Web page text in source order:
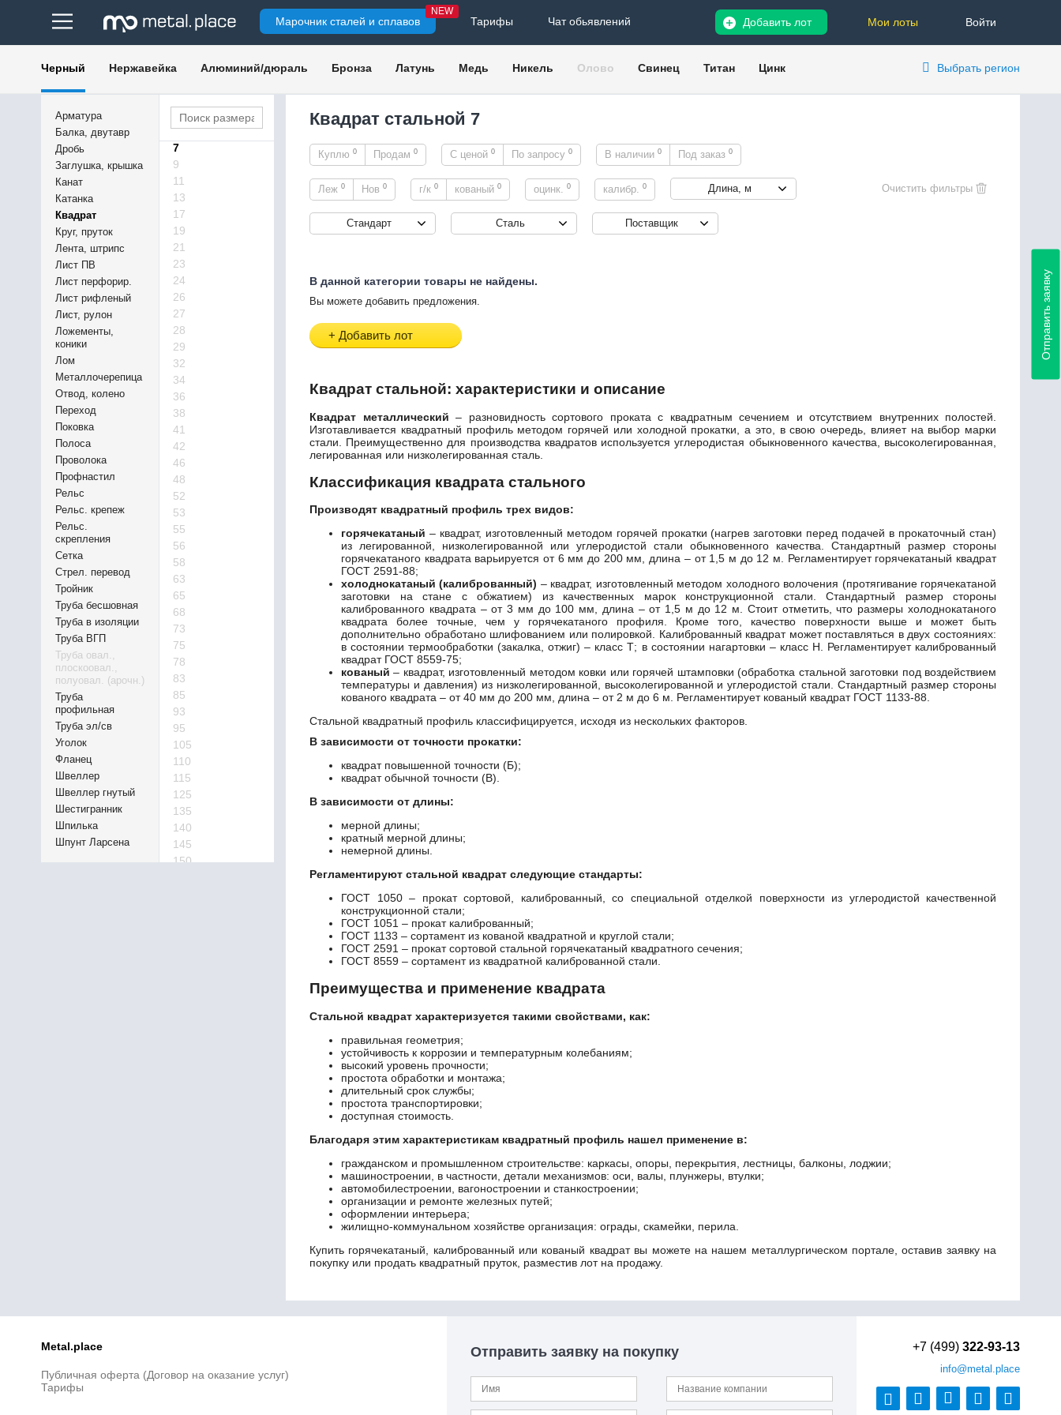
Марочник сталей и сплавов
NEW
Тарифы Чат обьявлений Войти
Мои лоты
Добавить лот
Черный Нержавейка Алюминий/дюраль Бронза Латунь Медь Никель Олово Свинец Титан Цинк Выбрать регион
Арматура
Балка, двутавр
Дробь
Заглушка, крышка
Канат
Катанка
Квадрат
Круг, пруток
Лента, штрипс
Лист ПВ
Лист перфорир.
Лист рифленый
Лист, рулон
Ложементы,
коники
Лом
Металлочерепица
Отвод, колено
Переход
Поковка
Полоса
Проволока
Профнастил
Рельс
Рельс. крепеж
Рельс.
скрепления
Сетка
Стрел. перевод
Тройник
Труба бесшовная
Труба в изоляции
Труба ВГП
Труба овал.,
плоскоовал.,
полуовал. (арочн.)
Труба
профильная
Труба эл/св
Уголок
Фланец
Швеллер
Швеллер гнутый
Шестигранник
Шпилька
Шпунт Ларсена
360х360
380х380
3,5
4,5
5,5
6,3
7
9
11
13
17
19
21
23
24
26
27
28
29
32
34
36
38
41
42
46
48
52
53
55
56
58
63
65
68
73
75
78
83
85
93
95
105
110
115
125
135
140
145
150
Квадрат стальной 7
Куплю 0 Продам 0 С ценой 0 По запросу 0 В наличии 0 Под заказ 0
Леж 0 Нов 0 г/к 0 кованый 0 оцинк. 0 калибр. 0 Длина, м
Стандарт Сталь Поставщик
В данной категории товары не найдены.
Вы можете добавить предложения.
+ Добавить лот
Квадрат стальной: характеристики и описание
Квадрат металлический – разновидность сортового проката с квадратным сечением и отсутствием внутренних полостей.
Изготавливается квадратный профиль методом горячей или холодной прокатки, а это, в свою очередь, влияет на выбор марки
стали. Преимущественно для производства квадратов используется углеродистая обыкновенного качества, высоколегированная,
легированная или низколегированная сталь.
Классификация квадрата стального
Производят квадратный профиль трех видов:
горячекатаный – квадрат, изготовленный методом горячей прокатки (нагрев заготовки перед подачей в прокаточный стан)
из легированной, низколегированной или углеродистой стали обыкновенного качества. Стандартный размер стороны
горячекатаного квадрата варьируется от 6 мм до 200 мм, длина – от 1,5 м до 12 м. Регламентирует горячекатаный квадрат
ГОСТ 2591-88;
холоднокатаный (калиброванный) – квадрат, изготовленный методом холодного волочения (протягивание горячекатаной
заготовки на стане с обжатием) из качественных марок конструкционной стали. Стандартный размер стороны
калиброванного квадрата – от 3 мм до 100 мм, длина – от 1,5 м до 12 м. Стоит отметить, что размеры холоднокатаного
квадрата более точные, чем у горячекатаного профиля. Кроме того, качество поверхности выше и может быть
дополнительно обработано шлифованием или полировкой. Калиброванный квадрат может поставляться в двух состояниях:
в состоянии термообработки (закалка, отжиг) – класс Т; в состоянии нагартовки – класс Н. Регламентирует калиброванный
квадрат ГОСТ 8559-75;
кованый – квадрат, изготовленный методом ковки или горячей штамповки (обработка стальной заготовки под воздействием
температуры и давления) из низколегированной, высоколегированной и углеродистой стали. Стандартный размер стороны
кованого квадрата – от 40 мм до 200 мм, длина – от 2 м до 6 м. Регламентирует кованый квадрат ГОСТ 1133-88.
Стальной квадратный профиль классифицируется, исходя из нескольких факторов.
В зависимости от точности прокатки:
квадрат повышенной точности (Б);
квадрат обычной точности (В).
В зависимости от длины:
мерной длины;
кратный мерной длины;
немерной длины.
Регламентируют стальной квадрат следующие стандарты:
ГОСТ 1050– прокат сортовой, калиброванный, со специальной отделкой поверхности из углеродистой качественной
конструкционной стали;
ГОСТ 1051 – прокат калиброванный;
ГОСТ 1133 – сортамент из кованой квадратной и круглой стали;
ГОСТ 2591 – прокат сортовой стальной горячекатаный квадратного сечения;
ГОСТ 8559 – сортамент из квадратной калиброванной стали.
Преимущества и применение квадрата
Стальной квадрат характеризуется такими свойствами, как:
правильная геометрия;
устойчивость к коррозии и температурным колебаниям;
высокий уровень прочности;
простота обработки и монтажа;
длительный срок службы;
простота транспортировки;
доступная стоимость.
Благодаря этим характеристикам квадратный профиль нашел применение в:
гражданском и промышленном строительстве: каркасы, опоры, перекрытия, лестницы, балконы, лоджии;
машиностроении, в частности, детали механизмов: оси, валы, плунжеры, втулки;
автомобилестроении, вагоностроении и станкостроении;
организации и ремонте железных путей;
оформлении интерьера;
жилищно-коммунальном хозяйстве организация: ограды, скамейки, перила.
Купить горячекатаный, калиброванный или кованый квадрат вы можете на нашем металлургическом портале, оставив заявку на
покупку или продать квадратный пруток, разместив лот на продажу.
Metal.place
Публичная оферта (Договор на оказание услуг)
Тарифы
Отправить заявку на покупку
Отправить заявку
+7 (499) 322-93-13
info@metal.place